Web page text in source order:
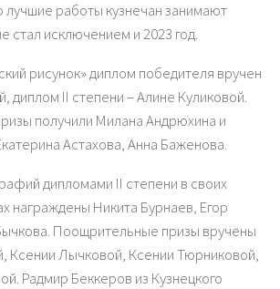
лучшие работы кузнечан занимают
стал исключением и 2023 год.
рисунок» диплом победителя вручен
диплом II степени – Алине Куликовой.
получили Милана Андрюхина и
Астахова, Анна Баженова.
дипломами II степени в своих
награждены Никита Бурнаев, Егор
Поощрительные призы вручены
Ксении Лычковой, Ксении Тюрниковой,
Радмир Беккеров из Кузнецкого